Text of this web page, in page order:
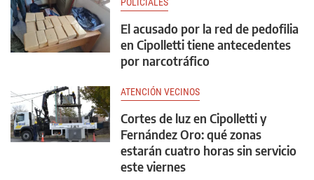
El acusado por la red de pedofilia
en Cipolletti tiene antecedentes
por narcotráfico
ATENCIÓN VECINOS
Cortes de luz en Cipolletti y
Fernández Oro: qué zonas
estarán cuatro horas sin servicio
este viernes